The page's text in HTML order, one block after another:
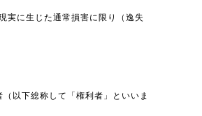
実に生じた通常損害に限り（逸失
以下総称して「権利者」といいま